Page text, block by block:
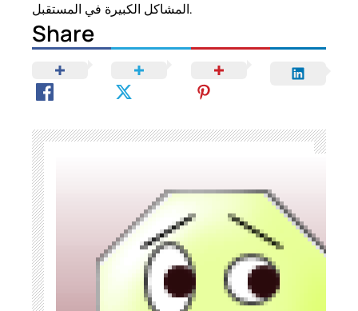
المشاكل الكبيرة في المستقبل.
Share